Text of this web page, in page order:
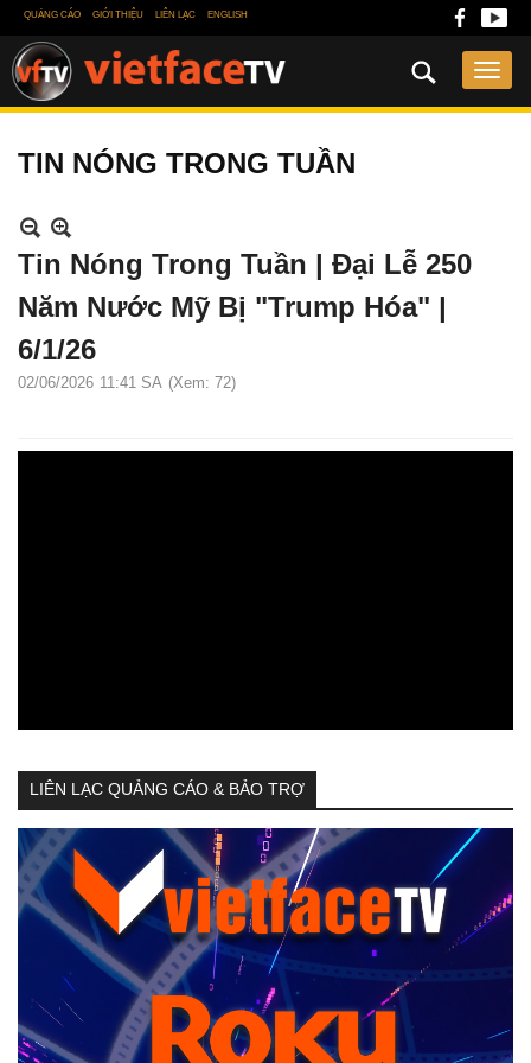
QUẢNG CÁO GIỚI THIỆU LIÊN LẠC ENGLISH
TIN NÓNG TRONG TUẦN
Tin Nóng Trong Tuần | Đại Lễ 250
Năm Nước Mỹ Bị "Trump Hóa" |
6/1/26
02/06/2026 11:41 SA (Xem: 72)
LIÊN LẠC QUẢNG CÁO & BẢO TRỢ